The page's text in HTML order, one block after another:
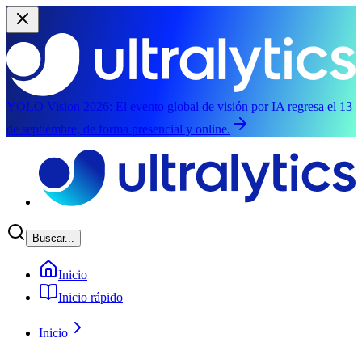
YOLO Vision 2026: El evento global de visión por IA regresa el 13
de septiembre, de forma presencial y online.
Buscar...
Inicio
Inicio rápido
Inicio